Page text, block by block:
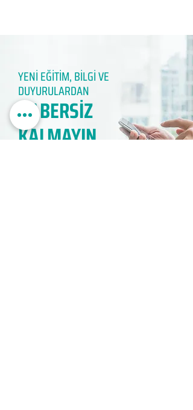
YENİ EĞİTİM, BİLGİ VE
DUYURULARDAN
HABERSİZ
KALMAYIN​